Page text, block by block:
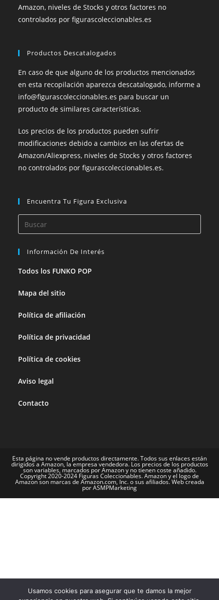
Amazon, niveles de Stocks y otros factores no
controlados por figurascoleccionables.es
Productos Descatalogados
En caso de que alguno de los productos mencionados
en esta recopilación aparezca descatalogado, informe a
info@figurascoleccionables.es para buscar un
producto de similares características.
Los precios de los productos pueden sufrir
modificaciones debido a cambios en las ofertas de
Amazon/Aliexpress, niveles de Stocks y otros factores
no controlados por figurascoleccionables.es.
Encuentra Tu Figura Exclusiva
Información De Interés
Todos los FUNKO POP
Mapa del sitio
Política de afiliación
Política de privacidad
Política de cookies
Aviso legal
Contacto
Esta página no vende productos directamente. Todos sus enlaces están
dirigidos a Amazon, la empresa vendedora. Los precios de los productos
son variables, marcados por Amazon y no tienen coste añadido.
Copyright 2020-2024 Figuras Coleccionables. Amazon y el logo de
Amazon son marcas de Amazon.com, Inc. o sus afiliados. Web creada
por ASMPMarketing
Usamos cookies para asegurar que te damos la mejor